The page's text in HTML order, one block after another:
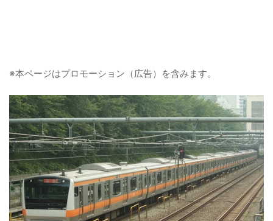
※本ページはプロモーション（広告）を含みます。